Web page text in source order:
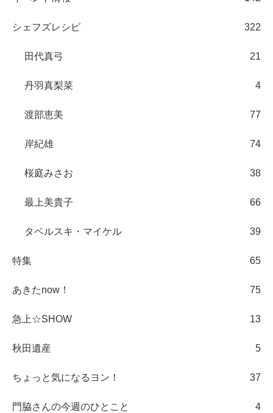
シェフズレシピ 322
田代真弓 21
丹羽真梨菜 4
渡部恵美 77
岸紀雄 74
桜庭みさお 38
最上美貴子 66
タベルスキ・マイケル 39
特集 65
あきたnow！ 75
急上☆SHOW 13
秋田遺産 5
ちょっと気になるヨン！ 37
門脇さんの今週のひとこと 4